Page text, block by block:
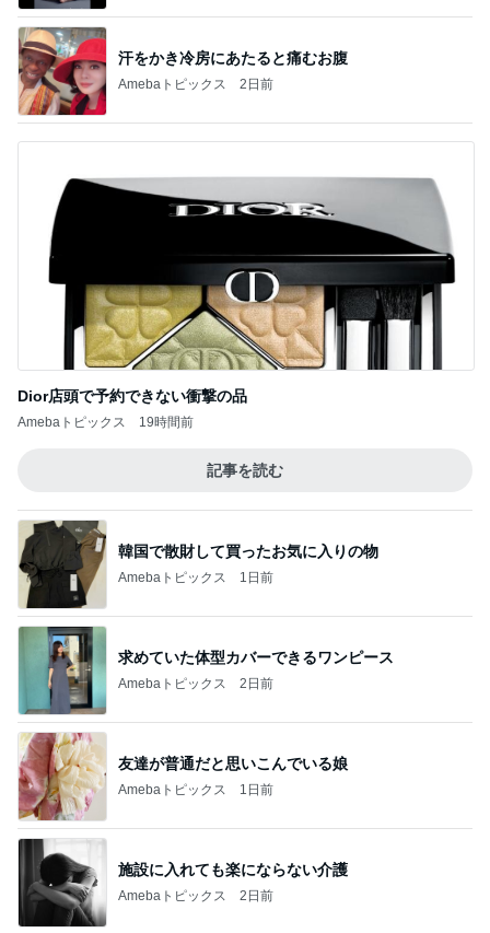
汗をかき冷房にあたると痛むお腹
Amebaトピックス 2日前
Dior店頭で予約できない衝撃の品
Amebaトピックス 19時間前
記事を読む
韓国で散財して買ったお気に入りの物
Amebaトピックス 1日前
求めていた体型カバーできるワンピース
Amebaトピックス 2日前
友達が普通だと思いこんでいる娘
Amebaトピックス 1日前
施設に入れても楽にならない介護
Amebaトピックス 2日前